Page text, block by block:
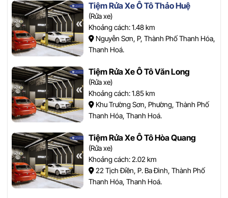
Tiệm Rửa Xe Ô Tô Thảo Huệ
(Rửa xe)
Khoảng cách: 1.48 km
Nguyễn Sơn, P, Thành Phố Thanh Hóa,
Thanh Hoá.
Tiệm Rửa Xe Ô Tô Văn Long
(Rửa xe)
Khoảng cách: 1.85 km
Khu Trường Sơn, Phường, Thành Phố
Thanh Hóa, Thanh Hoá.
Tiệm Rửa Xe Ô Tô Hòa Quang
(Rửa xe)
Khoảng cách: 2.02 km
22 Tịch Điền, P. Ba Đình, Thành Phố
Thanh Hóa, Thanh Hoá.